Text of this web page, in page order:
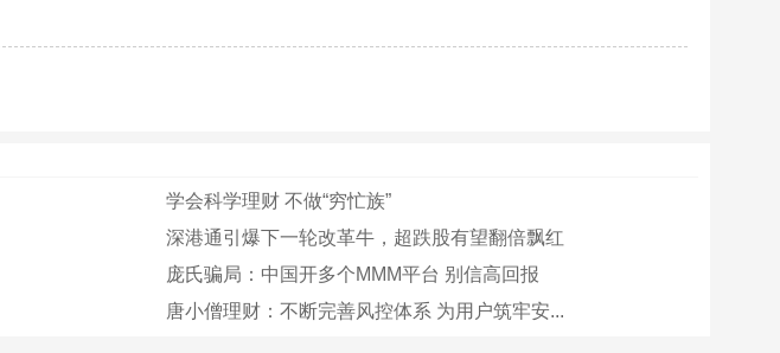
学会科学理财 不做“穷忙族”
深港通引爆下一轮改革牛，超跌股有望翻倍飘红
庞氏骗局：中国开多个MMM平台 别信高回报
唐小僧理财：不断完善风控体系 为用户筑牢安...